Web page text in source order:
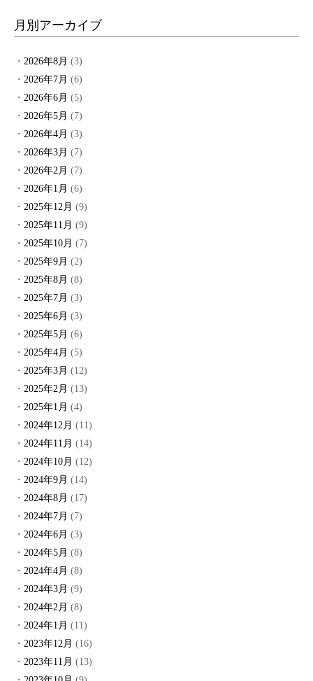
月別アーカイブ
2026年8月 (3)
2026年7月 (6)
2026年6月 (5)
2026年5月 (7)
2026年4月 (3)
2026年3月 (7)
2026年2月 (7)
2026年1月 (6)
2025年12月 (9)
2025年11月 (9)
2025年10月 (7)
2025年9月 (2)
2025年8月 (8)
2025年7月 (3)
2025年6月 (3)
2025年5月 (6)
2025年4月 (5)
2025年3月 (12)
2025年2月 (13)
2025年1月 (4)
2024年12月 (11)
2024年11月 (14)
2024年10月 (12)
2024年9月 (14)
2024年8月 (17)
2024年7月 (7)
2024年6月 (3)
2024年5月 (8)
2024年4月 (8)
2024年3月 (9)
2024年2月 (8)
2024年1月 (11)
2023年12月 (16)
2023年11月 (13)